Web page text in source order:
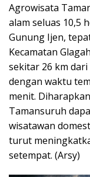
Agrowisata
alam seluas 10,5
Gunung Ijen,
Kecamatan
sekitar 26 km
dengan waktu
menit. Diharapkan
Tamansuruh
wisatawan
turut
setempat. (Arsy)